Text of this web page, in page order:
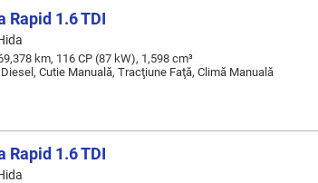
Rapid 1.6 TDI
km, 116 CP (87 kW), 1,598 cm³
Cutie Manuală, Tracţiune Faţă, Climă Manuală
Rapid 1.6 TDI